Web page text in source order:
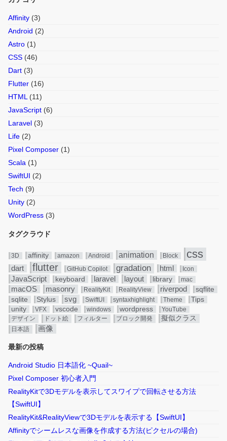
Affinity (3)
Android (2)
Astro (1)
CSS (46)
Dart (3)
Flutter (16)
HTML(11)
JavaScript (6)
Laravel (3)
Life (2)
Pixel Composer (1)
Scala (1)
SwiftUI (2)
Tech (9)
Unity (2)
WordPress (3)
タグクラウド
3D affinity amazon Android animation Block css
dart flutter GitHub Copilot gradation html Icon
JavaScript keyboard laravel layout library mac
macOS masonry RealityKit RealityView riverpod
sqflite
sqlite
Stylus svg SwiftUI syntaxhighlight Theme
Tips
unity
VFX vscode windows wordpress
YouTube
デザイン
ドット絵 フィルター ブロック開発 擬似クラス
日本語 画像
最新の投稿
Android Studio 日本語化 ~Quail~
Pixel Composer 初心者入門
RealityKitで3Dモデルを表示してスワイプで回転させる方法
【SwiftUI】
RealityKit&RealityViewで3Dモデルを表示する【SwiftUI】
Affinityでシームレスな画像を作成する方法(ピクセルの場合)